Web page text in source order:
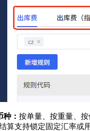
： 按单量、按重量、
算支持锁定固定汇率或